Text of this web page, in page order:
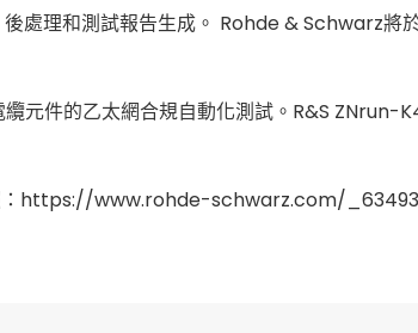
處理和測試報告生成。 Rohde & Schwarz
元件的乙太網合規自動化測試。R&S ZNrun-
照：https://www.rohde-schwarz.com/